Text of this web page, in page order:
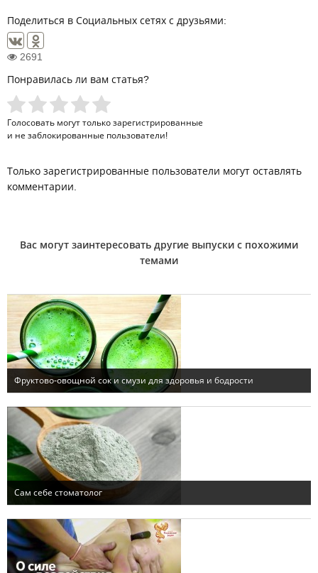
Поделиться в Социальных сетях с друзьями:
2691
Понравилась ли вам статья?
Голосовать могут только зарегистрированные
и не заблокированные пользователи!
Только зарегистрированные пользователи могут оставлять
комментарии.
Вас могут заинтересовать другие выпуски с похожими
темами